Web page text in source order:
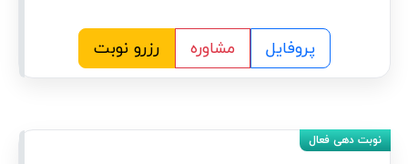
پروفایل مشاوره رزرو نوبت